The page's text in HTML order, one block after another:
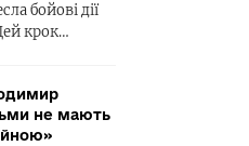
бойові дії
крок…
не мають